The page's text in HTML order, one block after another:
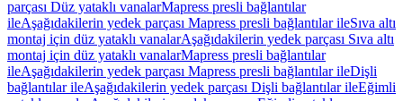
parçası Düz yataklı vanalarMapress presli bağlantılar
ileAşağıdakilerin yedek parçası Mapress presli bağlantılar ileSıva altı
montaj için düz yataklı vanalarAşağıdakilerin yedek parçası Sıva altı
montaj için düz yataklı vanalarMapress presli bağlantılar
ileAşağıdakilerin yedek parçası Mapress presli bağlantılar ileDişli
bağlantılar ileAşağıdakilerin yedek parçası Dişli bağlantılar ileEğimli